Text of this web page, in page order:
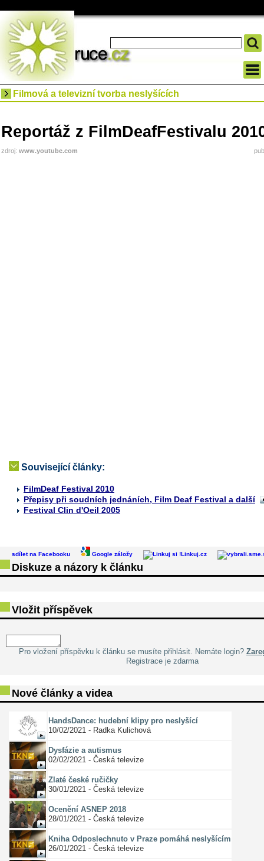
Filmová a televizní tvorba neslyšících
Reportáž z FilmDeafFestivalu
zdroj: www.youtube.com
Související články:
FilmDeaf Festival 2010
Přepisy při soudních jednáních, Film Deaf Festival a další
Festival Clin d'Oeil 2005
sdílet na Facebooku Google záložy Linkuj.cz
Diskuze a názory k článku
Vložit příspěvek
Pro vložení příspěvku k článku se musíte přihlásit. Nemáte login?
Registrace je zdarma
Nové články a videa
HandsDance: hudební klipy pro neslyšící
10/02/2021 - Radka Kulichová
Dysfázie a autismus
02/02/2021 - Česká televize
Zlaté české ručičky
30/01/2021 - Česká televize
Ocenění ASNEP 2018
28/01/2021 - Česká televize
Kniha Odposlechnuto v Praze pomáhá neslyšícím
26/01/2021 - Česká televize